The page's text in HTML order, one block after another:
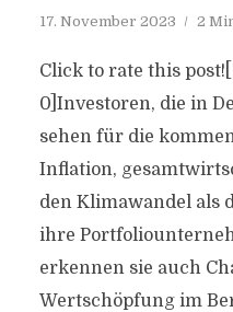
17. November 2023 2
Click to rate this
0]Investoren, die in
sehen für die
Inflation,
den Klimawandel als
ihre
erkennen sie auch
Wertschöpfung im